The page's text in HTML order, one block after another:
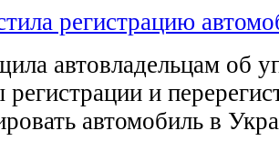
регистрацию
автовладельцам об
и
автомобиль в